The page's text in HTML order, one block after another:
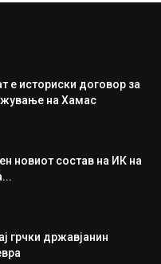
е историски договор за
на Хамас
новиот состав на ИК на
грчки државјанин